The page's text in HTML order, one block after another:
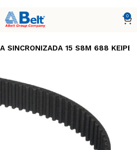
0
SINCRONIZADA 15 S8M 688 KEIPER